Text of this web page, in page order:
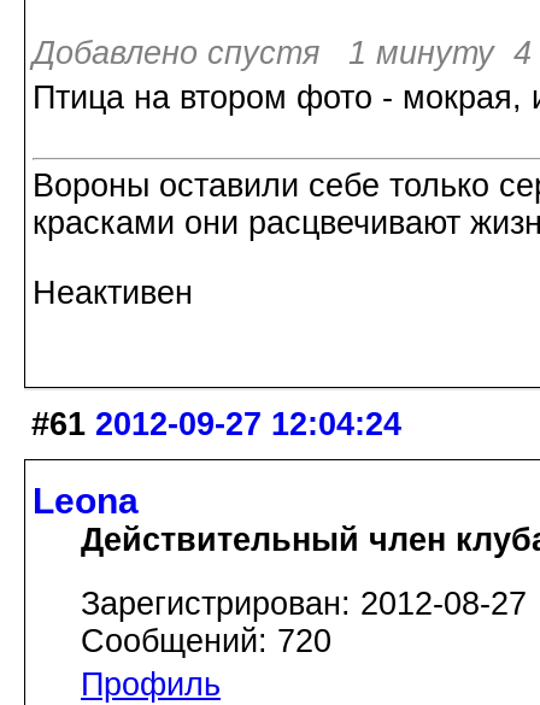
Добавлено спустя 1 минуту 4
Птица на втором фото - мокрая,
Вороны оставили себе только
красками они расцвечивают
Неактивен
#61 2012-09-27 12:04:24
Leona
Действительный член
Зарегистрирован: 2012-08-27
Сообщений: 720
Профиль